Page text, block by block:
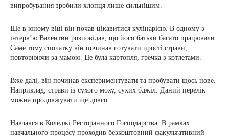
випробування зробили хлопця лише сильнішим.
Ще в юному віці він почав цікавитися кулінарією. В одному з
інтерв’ю Валентин розповідав, що його батьки багато працювали.
Саме тому спочатку він починав готувати прості страви,
повторюючи за мамою. Це була картопля, гречка з котлетами.
Вже далі, він починав експериментувати та пробувати щось нове.
Наприклад, страви із сухого моху, сухих бджіл. Даний перелік
можна продовжувати ще довго.
Навчався в Коледжі Ресторанного Господарства. В рамках
навчального процесу проходив безкоштовний факультативний